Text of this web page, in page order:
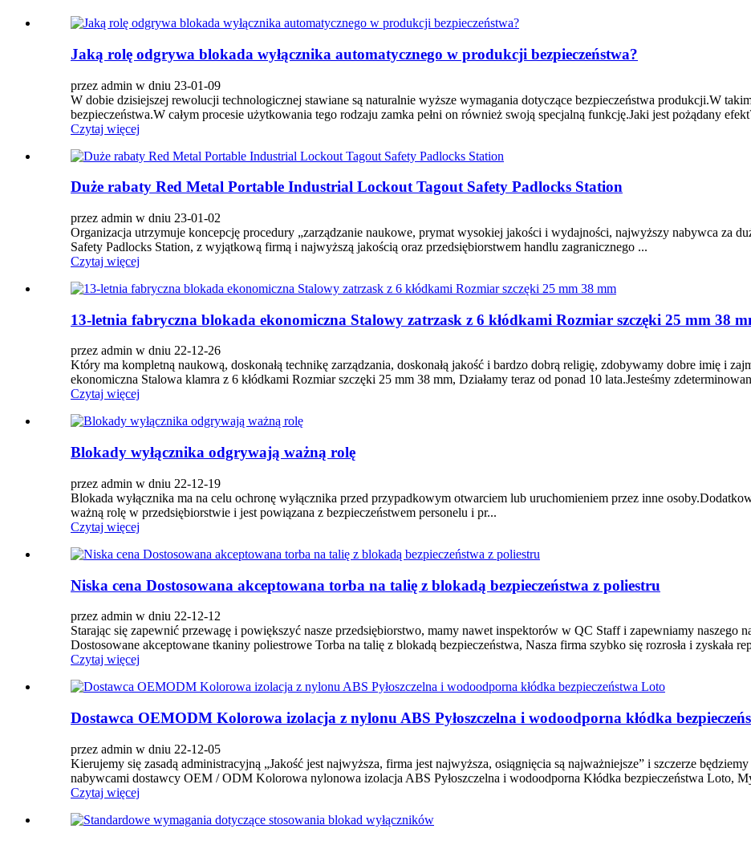
Jaką rolę odgrywa blokada wyłącznika automatycznego w produkcji bezpieczeństwa?
przez admin w dniu 23-01-09
W dobie dzisiejszej rewolucji technologicznej stawiane są naturalnie wyższe wymagania dotyczące bezpieczeństwa produkcji.W
bezpieczeństwa.W całym procesie użytkowania tego rodzaju zamka pełni on również swoją specjalną funkcję.Jaki jest pożądany
Czytaj więcej
Duże rabaty Red Metal Portable Industrial Lockout Tagout Safety Padlocks Station
przez admin w dniu 23-01-02
Organizacja utrzymuje koncepcję procedury „zarządzanie naukowe, prymat wysokiej jakości i wydajności, najwyższy nabywca za
Safety Padlocks Station, z wyjątkową firmą i najwyższą jakością oraz przedsiębiorstwem handlu zagranicznego ...
Czytaj więcej
13-letnia fabryczna blokada ekonomiczna Stalowy zatrzask z 6 kłódkami Rozmiar szczęki 25 mm 38
przez admin w dniu 22-12-26
Który ma kompletną naukową, doskonałą technikę zarządzania, doskonałą jakość i bardzo dobrą religię, zdobywamy dobre imię i
ekonomiczna Stalowa klamra z 6 kłódkami Rozmiar szczęki 25 mm 38 mm, Działamy teraz od ponad 10 lata.Jesteśmy
Czytaj więcej
Blokady wyłącznika odgrywają ważną rolę
przez admin w dniu 22-12-19
Blokada wyłącznika ma na celu ochronę wyłącznika przed przypadkowym otwarciem lub uruchomieniem przez inne
ważną rolę w przedsiębiorstwie i jest powiązana z bezpieczeństwem personelu i pr...
Czytaj więcej
Niska cena Dostosowana akceptowana torba na talię z blokadą bezpieczeństwa z poliestru
przez admin w dniu 22-12-12
Starając się zapewnić przewagę i powiększyć nasze przedsiębiorstwo, mamy nawet inspektorów w QC Staff i zapewniamy naszego
Dostosowane akceptowane tkaniny poliestrowe Torba na talię z blokadą bezpieczeństwa, Nasza firma szybko się rozrosła i zyskała
Czytaj więcej
Dostawca OEMODM Kolorowa izolacja z nylonu ABS Pyłoszczelna i wodoodporna kłódka
przez admin w dniu 22-12-05
Kierujemy się zasadą administracyjną „Jakość jest najwyższa, firma jest najwyższa, osiągnięcia są najważniejsze” i szczerze
nabywcami dostawcy OEM / ODM Kolorowa nylonowa izolacja ABS Pyłoszczelna i wodoodporna Kłódka bezpieczeństwa Loto,
Czytaj więcej